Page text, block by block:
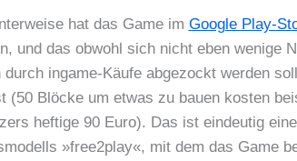
hat das Game im Goog­le Play-
und das obwohl sich nicht eben weni­ge
durch ingame-Käu­fe abge­zockt wer­den
(50 Blö­cke um etwas zu bau­en kos­ten
hef­ti­ge 90 Euro). Das ist ein­deu­tig
»free2play«, mit dem das Game